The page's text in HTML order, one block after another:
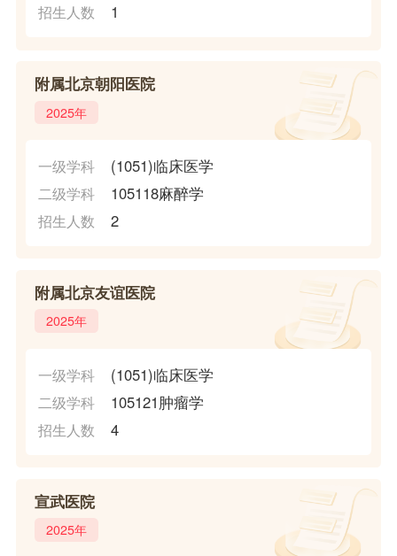
招生人数 1
附属北京朝阳医院
2025年
一级学科 (1051)临床医学
二级学科 105118麻醉学
招生人数 2
附属北京友谊医院
2025年
一级学科 (1051)临床医学
二级学科 105121肿瘤学
招生人数 4
宣武医院
2025年